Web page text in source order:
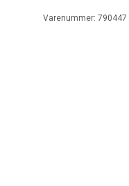
Varenummer: 790447